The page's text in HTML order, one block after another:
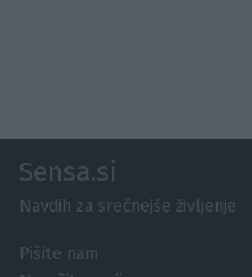
Sensa.si
Navdih za srečnejše življenje
Pišite nam